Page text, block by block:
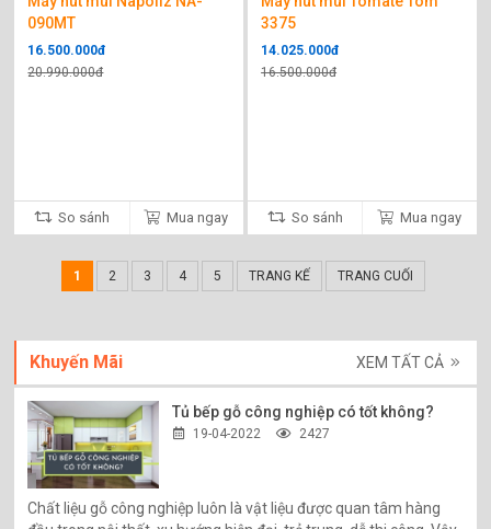
090MT
16.500.000đ
20.990.000đ
So sánh Mua ngay
3375
14.025.000đ
16.500.000đ
So sánh Mua ngay
1 2 3 4 5 TRANG KẾ TRANG CUỐI
Khuyến Mãi XEM TẤT CẢ
Tủ bếp gỗ công nghiệp có tốt không?
19-04-2022 2427
Chất liệu gỗ công nghiệp luôn là vật liệu được quan tâm hàng